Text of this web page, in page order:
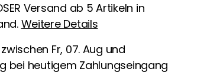
Versand ab 5 Artikeln in
Weitere Details
Fr, 07. Aug und
bei heutigem Zahlungseingang